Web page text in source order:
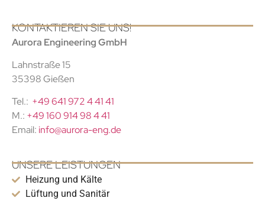
KONTAKTIEREN SIE UNS!
Aurora Engineering GmbH
Lahnstraße 15
35398 Gießen
Tel.: +49 641 972 4 41 41
M.: +49 160 914 98 4 41
Email: info@aurora-eng.de
UNSERE LEISTUNGEN
Heizung und Kälte
Lüftung und Sanitär